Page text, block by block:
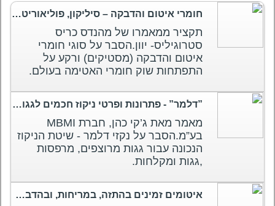
חומרי איטום והדבקה – סיליקון, פוליאוריטן, אקרילי, פולימר MS
תקציר ממאמרו של מהנדס כריס
סטרוגיליס- יוון.הסבר על סוגי חומרי
איטום והדבקה (מסטיקים) ורקע על
התפתחות שוק חומרי האטימה בעולם.
”דלמר” - פתרונות ופרטי ניקוז חכמים לגגות מרפסות ורצפות
מאמר מאת ג’קי כהן, חברת MBMI
בע”מ.הסבר על נקזי דלמר - שיטת הניקוז
הנכונה עבור גגות מרוצפים, מרפסות
,גגות ומקלחות.
איטומים זמינים בהתזה, במריחות, ובהדבקה בהשוואה ליריעות.
פורום